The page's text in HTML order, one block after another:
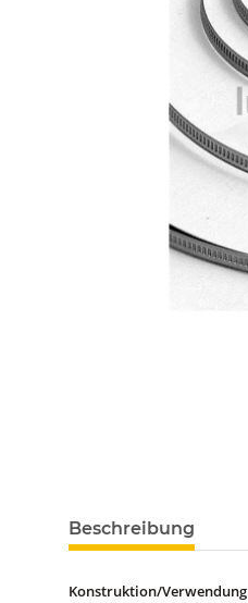
Beschreibung
Konstruktion/Verwendung